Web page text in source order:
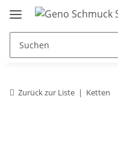
Zurück zur Liste Ketten